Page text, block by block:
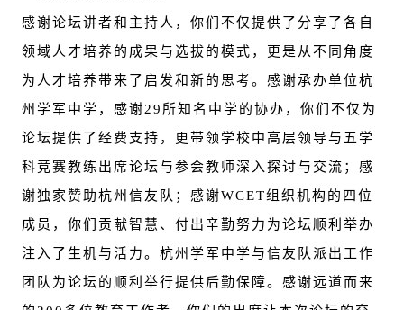
感谢论坛讲者和主持人，你们不仅提供了分享了各自
领域人才培养的成果与选拔的模式，更是从不同角度
为人才培养带来了启发和新的思考。感谢承办单位杭
州学军中学，感谢29所知名中学的协办，你们不仅为
论坛提供了经费支持，更带领学校中高层领导与五学
科竞赛教练出席论坛与参会教师深入探讨与交流；感
谢独家赞助杭州信友队；感谢WCET组织机构的四位
成员，你们贡献智慧、付出辛勤努力为论坛顺利举办
注入了生机与活力。杭州学军中学与信友队派出工作
团队为论坛的顺利举行提供后勤保障。感谢远道而来